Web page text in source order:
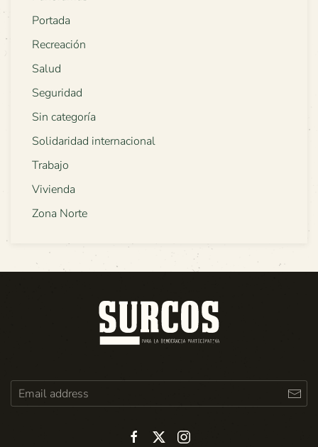
Portada
Recreación
Salud
Seguridad
Sin categoría
Solidaridad internacional
Trabajo
Vivienda
Zona Norte